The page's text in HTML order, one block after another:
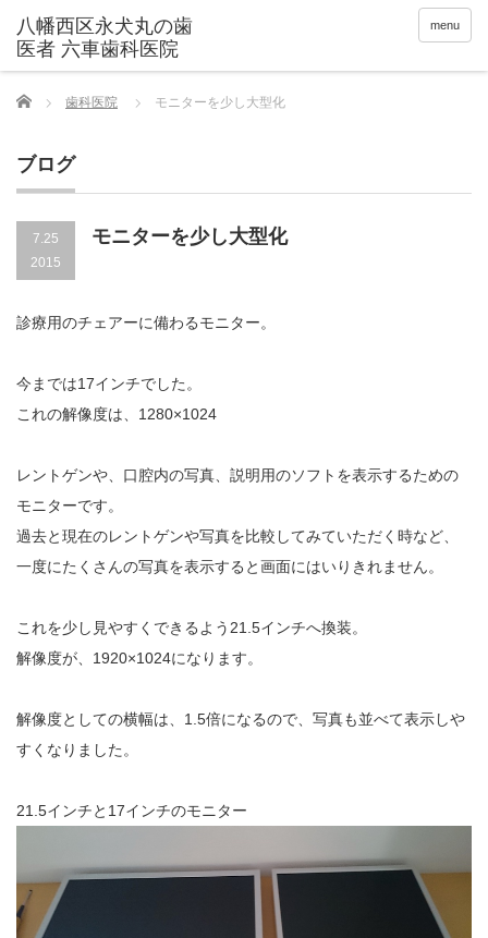
menu
Home 歯科医院 モニターを少し大型化
ブログ
7.25
2015
モニターを少し大型化
診療用のチェアーに備わるモニター。
今までは17インチでした。
これの解像度は、 1280×1024
レントゲンや、口腔内の写真、説明用のソフトを表示するための
モニターです。
過去と現在のレントゲンや写真を比較してみていただく時など、
一度にたくさんの写真を表示すると画面にはいりきれません。
これを少し見やすくできるよう21.5インチへ換装。
解像度が、 1920×1024になります。
解像度としての横幅は、1.5倍になるので、写真も並べて表示しや
すくなりました。
21.5インチと17インチのモニター